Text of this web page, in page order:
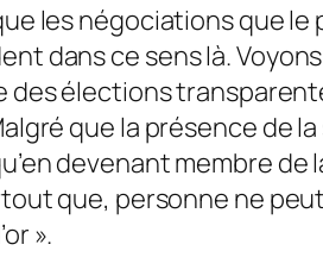
les négociations que le
dans ce sens là.
élections
que la présence de
devenant membre
que, personne ne
».